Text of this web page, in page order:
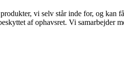
vi selv står inde for, og kan
af ophavsret. Vi samarbejder